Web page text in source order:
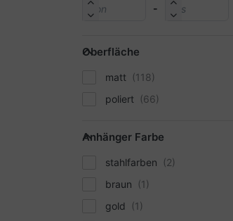
-
Oberfläche
matt
poliert
Anhänger Farbe
stahlfarben
braun
gold